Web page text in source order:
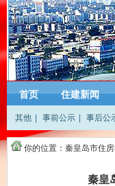
首页 住建新闻
其他 事前公示 事后公
你的位置： 秦皇岛市住
秦皇